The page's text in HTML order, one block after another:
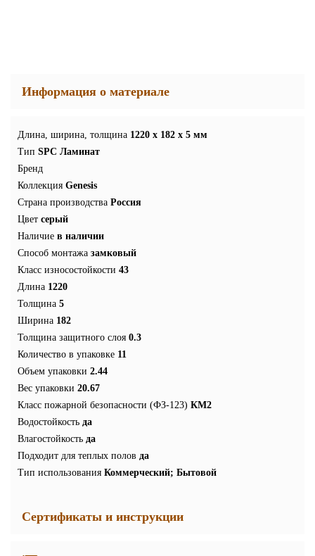
Информация о материале
Длина, ширина, толщина 1220 x 182 x 5 мм
Тип SPC Ламинат
Бренд
Коллекция Genesis
Страна производства Россия
Цвет серый
Наличие в наличии
Способ монтажа замковый
Класс износостойкости 43
Длина 1220
Толщина 5
Ширина 182
Толщина защитного слоя 0.3
Количество в упаковке 11
Объем упаковки 2.44
Вес упаковки 20.67
Класс пожарной безопасности (ФЗ-123) КМ2
Водостойкость да
Влагостойкость да
Подходит для теплых полов да
Тип использования Коммерческий; Бытовой
Сертификаты и инструкции